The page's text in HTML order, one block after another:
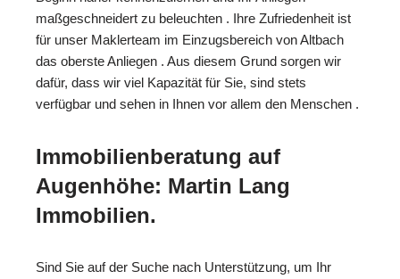
maßgeschneidert zu beleuchten . Ihre Zufriedenheit ist
für unser Maklerteam im Einzugsbereich von Altbach
das oberste Anliegen . Aus diesem Grund sorgen wir
dafür, dass wir viel Kapazität für Sie, sind stets
verfügbar und sehen in Ihnen vor allem den Menschen .
Immobilienberatung auf
Augenhöhe: Martin Lang
Immobilien.
Sind Sie auf der Suche nach Unterstützung, um Ihr